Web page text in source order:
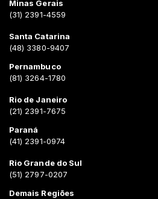
Minas Gerais
(31) 2391-4559
Santa Catarina
(48) 3380-9407
Pernambuco
(81) 3264-1780
Rio de Janeiro
(21) 2391-7675
Paraná
(41) 2391-0974
Rio Grande do Sul
(51) 2797-0207
Demais Regiões